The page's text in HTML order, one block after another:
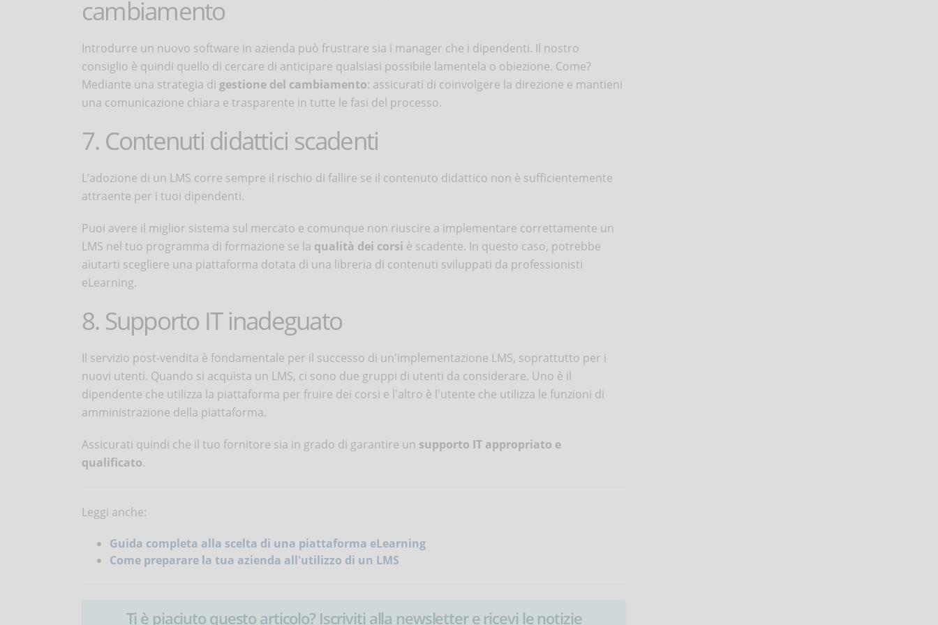
cambiamento
Introdurre un nuovo software in azienda può frustrare sia i manager che i dipendenti. Il nostro
consiglio è quindi quello di cercare di anticipare qualsiasi possibile lamentela o obiezione. Come?
Mediante una strategia di gestione del cambiamento: assicurati di coinvolgere la direzione e mantieni
una comunicazione chiara e trasparente in tutte le fasi del processo.
7. Contenuti didattici scadenti
L’adozione di un LMS corre sempre il rischio di fallire se il contenuto didattico non è sufficientemente
attraente per i tuoi dipendenti.
Puoi avere il miglior sistema sul mercato e comunque non riuscire a implementare correttamente un
LMS nel tuo programma di formazione se la qualità dei corsi è scadente. In questo caso, potrebbe
aiutarti scegliere una piattaforma dotata di una libreria di contenuti sviluppati da professionisti
eLearning.
8. Supporto IT inadeguato
Il servizio post-vendita è fondamentale per il successo di un'implementazione LMS, soprattutto per i
nuovi utenti. Quando si acquista un LMS, ci sono due gruppi di utenti da considerare. Uno è il
dipendente che utilizza la piattaforma per fruire dei corsi e l'altro è l'utente che utilizza le funzioni di
amministrazione della piattaforma.
Assicurati quindi che il tuo fornitore sia in grado di garantire un supporto IT appropriato e
qualificato.
Leggi anche:
Guida completa alla scelta di una piattaforma eLearning
Come preparare la tua azienda all'utilizzo di un LMS
Ti è piaciuto questo articolo? Iscriviti alla newsletter e ricevi le notizie